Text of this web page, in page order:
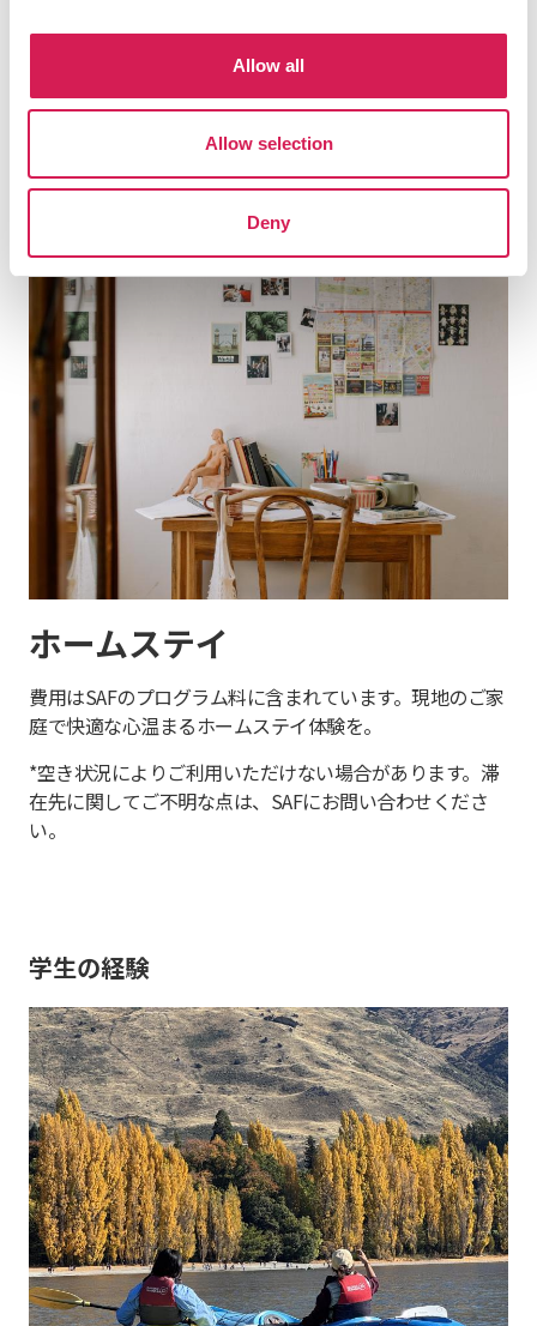
Allow all
Allow selection
Deny
出願受付終了
滞在先情報
ホームステイ
費用はSAFのプログラム料に含まれています。現地のご家
庭で快適な心温まるホームステイ体験を。
*空き状況によりご利用いただけない場合があります。滞
在先に関してご不明な点は、SAFにお問い合わせくださ
い。
学生の経験